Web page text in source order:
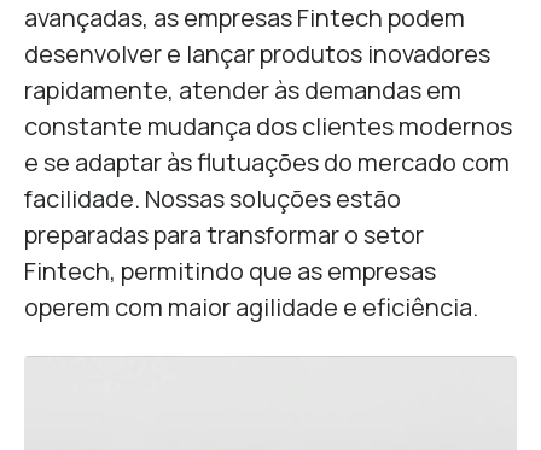
avançadas, as empresas Fintech podem
desenvolver e lançar produtos inovadores
rapidamente, atender às demandas em
constante mudança dos clientes modernos
e se adaptar às flutuações do mercado com
facilidade. Nossas soluções estão
preparadas para transformar o setor
Fintech, permitindo que as empresas
operem com maior agilidade e eficiência.